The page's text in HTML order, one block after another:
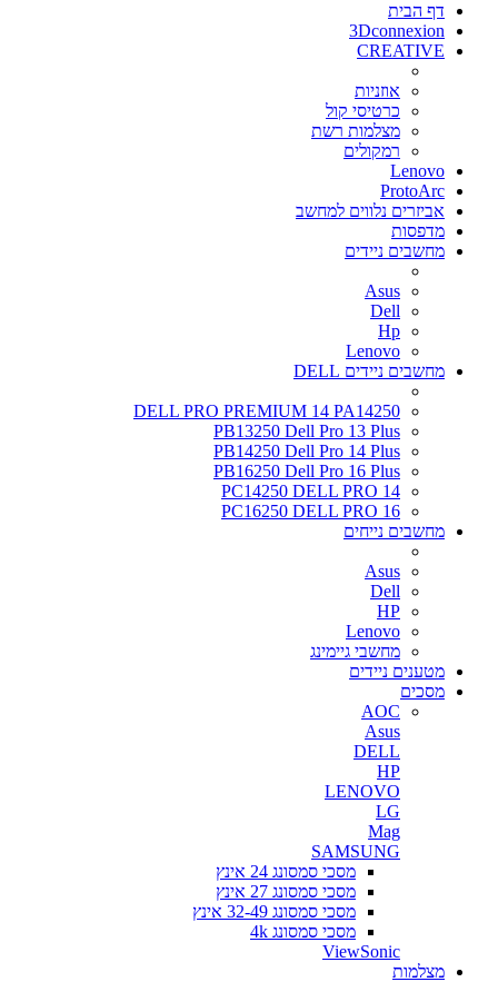
דף הבית
3Dconnexion
CREATIVE
אוזניות
כרטיסי קול
מצלמות רשת
רמקולים
Lenovo
ProtoArc
אביזרים נלווים למחשב
מדפסות
מחשבים ניידים
Asus
Dell
Hp
Lenovo
מחשבים ניידים DELL
DELL PRO PREMIUM 14 PA14250
PB13250 Dell Pro 13 Plus
PB14250 Dell Pro 14 Plus
PB16250 Dell Pro 16 Plus
PC14250 DELL PRO 14
PC16250 DELL PRO 16
מחשבים נייחים
Asus
Dell
HP
Lenovo
מחשבי גיימינג
מטענים ניידים
מסכים
AOC
Asus
DELL
HP
LENOVO
LG
Mag
SAMSUNG
מסכי סמסונג 24 אינץ
מסכי סמסונג 27 אינץ
מסכי סמסונג 32-49 אינץ
מסכי סמסונג 4k
ViewSonic
מצלמות